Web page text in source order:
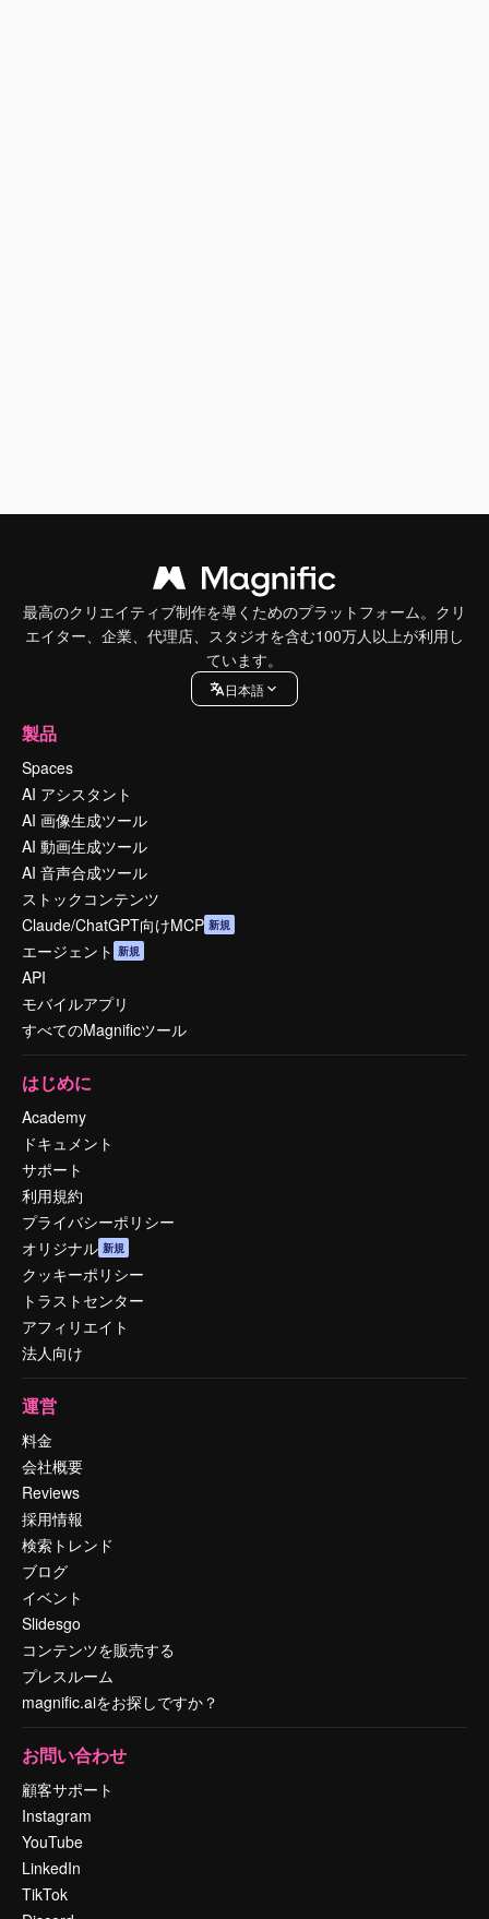
最高のクリエイティブ制作を導くためのプラットフォーム。クリ
エイター、企業、代理店、スタジオを含む100万人以上が利用し
ています。
日本語
製品
Spaces
AI アシスタント
AI 画像生成ツール
AI 動画生成ツール
AI 音声合成ツール
ストックコンテンツ
Claude/ChatGPT向けMCP 新規
エージェント 新規
API
モバイルアプリ
すべてのMagnificツール
はじめに
Academy
ドキュメント
サポート
利用規約
プライバシーポリシー
オリジナル 新規
クッキーポリシー
トラストセンター
アフィリエイト
法人向け
運営
料金
会社概要
Reviews
採用情報
検索トレンド
ブログ
イベント
Slidesgo
コンテンツを販売する
プレスルーム
magnific.aiをお探しですか？
お問い合わせ
顧客サポート
Instagram
YouTube
LinkedIn
TikTok